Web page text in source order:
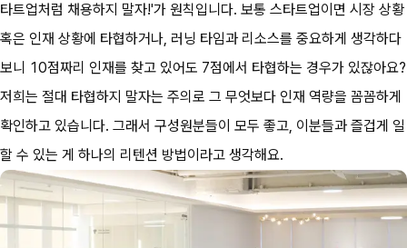
타트업처럼 채용하지 말자!'가 원칙입니다. 보통 스타트업이면 시장 상황
혹은 인재 상황에 타협하거나, 러닝 타임과 리소스를 중요하게 생각하다
보니 10점짜리 인재를 찾고 있어도 7점에서 타협하는 경우가 있잖아요?
저희는 절대 타협하지 말자는 주의로 그 무엇보다 인재 역량을 꼼꼼하게
확인하고 있습니다. 그래서 구성원분들이 모두 좋고, 이분들과 즐겁게 일
할 수 있는 게 하나의 리텐션 방법이라고 생각해요.